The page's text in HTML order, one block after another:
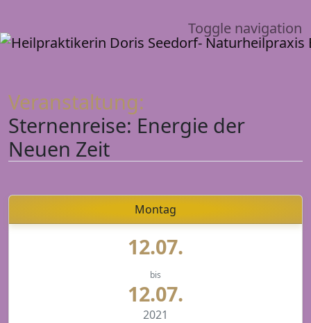
Toggle navigation
Veranstaltung:
Sternenreise: Energie der
Neuen Zeit
Montag
12.07.
bis
12.07.
2021